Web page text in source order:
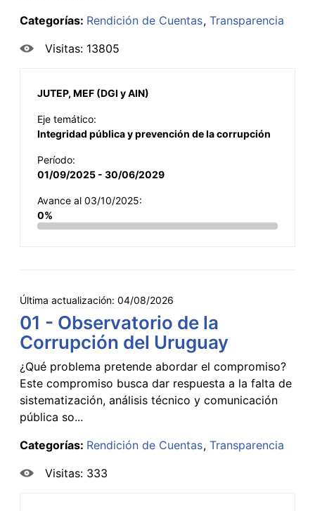
Categorías: Rendición de Cuentas Transparencia
Visitas: 13805
JUTEP, MEF (DGI y AIN)
Eje temático:
Integridad pública y prevención de la corrupción
Período:
01/09/2025 - 30/06/2029
Avance al 03/10/2025:
0%
Última actualización: 04/08/2026
01 - Observatorio de la
Corrupción del Uruguay
¿Qué problema pretende abordar el compromiso?
Este compromiso busca dar respuesta a la falta de
sistematización, análisis técnico y comunicación
pública so...
Categorías: Rendición de Cuentas Transparencia
Visitas: 333